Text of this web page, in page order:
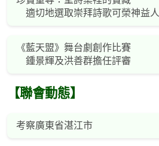
適切地選取崇拜詩歌可榮神益人
《藍天盟》舞台劇創作比賽
鍾景輝及洪善群擔任評審
【聯會動態】
考察廣東省湛江市